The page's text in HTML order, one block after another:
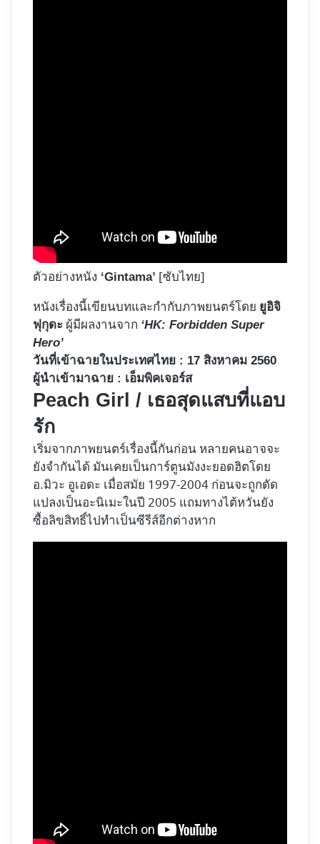
ตัวอย่างหนัง ‘Gintama’ [ซับไทย]
หนังเรื่องนี้เขียนบทและกำกับภาพยนตร์โดย ยูอิจิ
ฟุกุดะ ผู้มีผลงานจาก ‘HK: Forbidden Super
Hero’
วันที่เข้าฉายในประเทศไทย : 17 สิงหาคม 2560
ผู้นำเข้ามาฉาย : เอ็มพิคเจอร์ส
Peach Girl / เธอสุดแสบที่แอบ
รัก
เริ่มจากภาพยนตร์เรื่องนี้กันก่อน หลายคนอาจจะ
ยังจำกันได้ มันเคยเป็นการ์ตูนมังงะยอดฮิตโดย
อ.มิวะ อูเอดะ เมื่อสมัย 1997-2004 ก่อนจะถูกดัด
แปลงเป็นอะนิเมะในปี 2005 แถมทางไต้หวันยัง
ซื้อลิขสิทธิ์ไปทำเป็นซีรีส์อีกต่างหาก